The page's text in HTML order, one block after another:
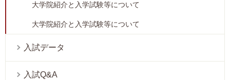
大学院紹介と入学試験等について
大学院紹介と入学試験等について
入試データ
入試Q&A